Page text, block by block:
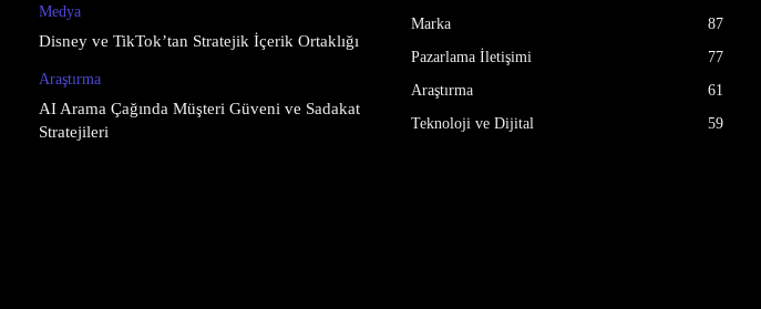
Medya
Disney ve TikTok’tan Stratejik İçerik Ortaklığı
Araştırma
AI Arama Çağında Müşteri Güveni ve Sadakat
Stratejileri
Marka
87
Pazarlama İletişimi
77
Araştırma
61
Teknoloji ve Dijital
59